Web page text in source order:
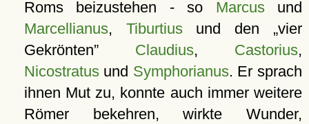
Roms beizustehen - so Marcusund
Marcellianus, Tiburtiusund den
vier
Gekrönten
Claudius, Castorius,
Nicostratusund Symphorianus. Er sprach
ihnen Mut zu, konnte auch immer weitere
Römer bekehren, wirkte Wunder,